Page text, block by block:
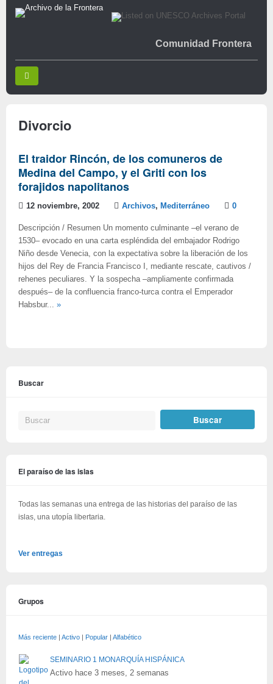
Comunidad Frontera
Divorcio
El traidor Rincón, de los comuneros de
Medina del Campo, y el Griti con los
forajidos napolitanos
12 noviembre, 2002 Archivos, Mediterráneo 0
Descripción / Resumen Un momento culminante –el verano de
1530– evocado en una carta espléndida del embajador Rodrigo
Niño desde Venecia, con la expectativa sobre la liberación de los
hijos del Rey de Francia Francisco I, mediante rescate, cautivos /
rehenes peculiares. Y la sospecha –ampliamente confirmada
después– de la confluencia franco-turca contra el Emperador
Habsbur... »
Buscar
El paraíso de las islas
Todas las semanas una entrega de las historias del paraíso de las
islas, una utopía libertaria.
Ver entregas
Grupos
Más reciente Activo Popular Alfabético
SEMINARIO 1 MONARQUÍA HISPÁNICA
Activo hace 3 meses, 2 semanas